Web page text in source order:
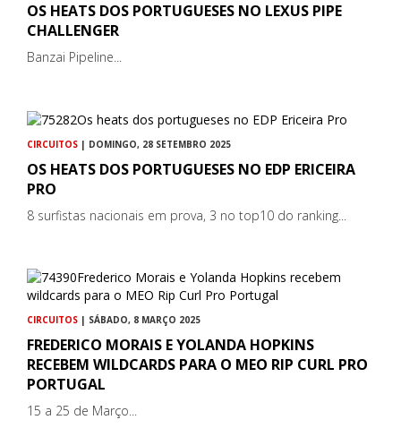
OS HEATS DOS PORTUGUESES NO LEXUS PIPE
CHALLENGER
Banzai Pipeline...
CIRCUITOS | DOMINGO, 28 SETEMBRO 2025
OS HEATS DOS PORTUGUESES NO EDP ERICEIRA
PRO
8 surfistas nacionais em prova, 3 no top10 do ranking...
CIRCUITOS | SÁBADO, 8 MARÇO 2025
FREDERICO MORAIS E YOLANDA HOPKINS
RECEBEM WILDCARDS PARA O MEO RIP CURL PRO
PORTUGAL
15 a 25 de Março...